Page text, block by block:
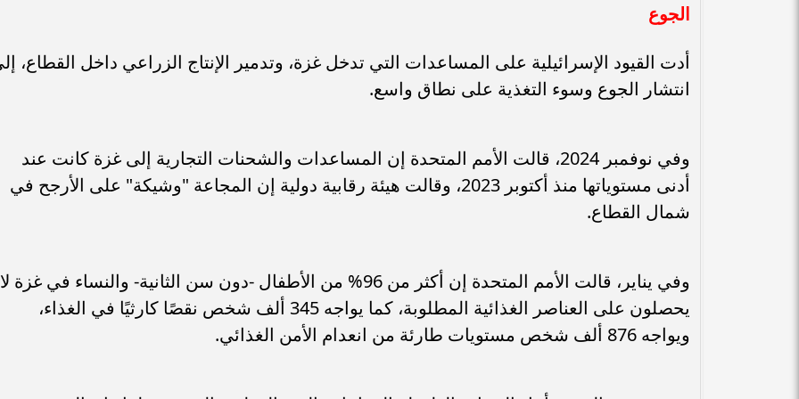
الجوع
أدت القيود الإسرائيلية على المساعدات التي تدخل غزة، وتدمير الإنتاج الزراعي داخل القطاع،
انتشار الجوع وسوء التغذية على نطاق واسع.
وفي نوفمبر 2024، قالت الأمم المتحدة إن المساعدات والشحنات التجارية إلى غزة كانت عند
أدنى مستوياتها منذ أكتوبر 2023، وقالت هيئة رقابية دولية إن المجاعة "وشيكة" على الأرجح في
شمال القطاع.
وفي يناير، قالت الأمم المتحدة إن أكثر من 96% من الأطفال -دون سن الثانية- والنساء في غزة لا
يحصلون على العناصر الغذائية المطلوبة، كما يواجه 345 ألف شخص نقصًا كارثيًا في الغذاء،
ويواجه 876 ألف شخص مستويات طارئة من انعدام الأمن الغذائي.